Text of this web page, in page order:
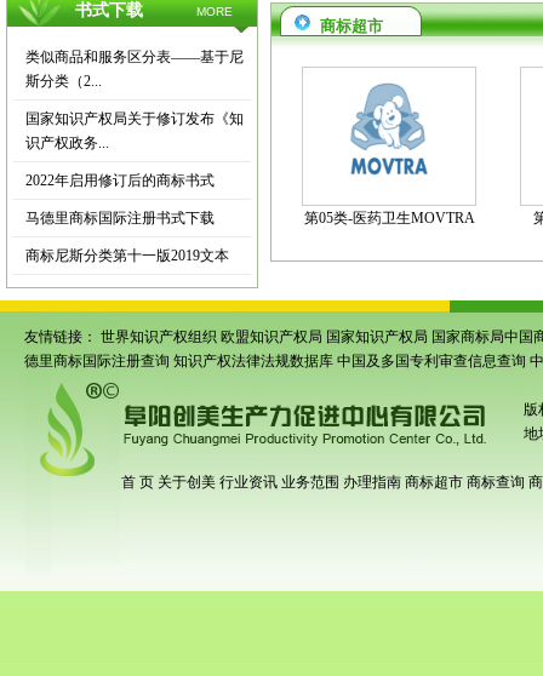
书式下载 MORE
类似商品和服务区分表——基于尼
斯分类（2...
国家知识产权局关于修订发布《知
识产权政务...
2022年启用修订后的商标书式
马德里商标国际注册书式下载
商标尼斯分类第十一版2019文本
商标超市
第05类-医药卫生MOVTRA
友情链接： 世界知识产权组织 欧盟知识产权局 国家知识产权局 国家商标局中国
德里商标国际注册查询 知识产权法律法规数据库 中国及多国专利审查信息查询
版
地
首 页 关于创美 行业资讯 业务范围 办理指南 商标超市 商标查询